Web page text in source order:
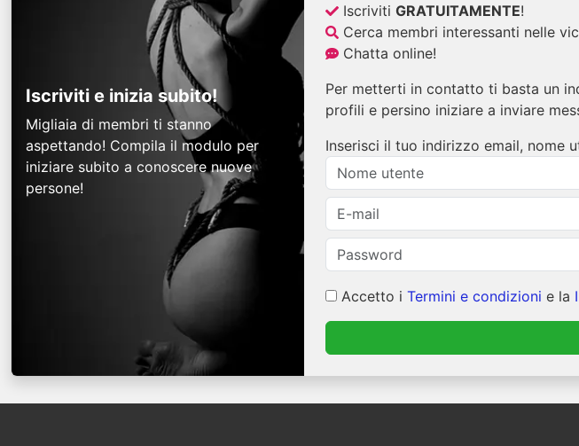
Iscriviti e inizia subito!
Migliaia di membri ti stanno
aspettando! Compila il modulo per
iniziare subito a conoscere nuove
persone!
Iscriviti GRATUITAMENTE!
Cerca membri interessanti nelle
Chatta online!
Per metterti in contatto ti basta un
profili e persino iniziare a inviare
Inserisci il tuo indirizzo email, nome
Accetto i Termini e condizioni e la